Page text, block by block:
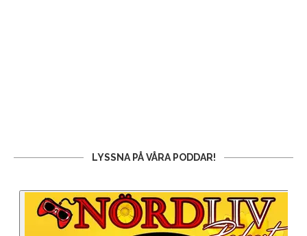
LYSSNA PÅ VÅRA PODDAR!